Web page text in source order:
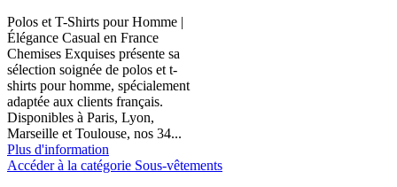
Polos et T-Shirts pour Homme |
Élégance Casual en France
Chemises Exquises présente sa
sélection soignée de polos et t-
shirts pour homme, spécialement
adaptée aux clients français.
Disponibles à Paris, Lyon,
Marseille et Toulouse, nos 34...
Plus d'information
Accéder à la catégorie Sous-vêtements